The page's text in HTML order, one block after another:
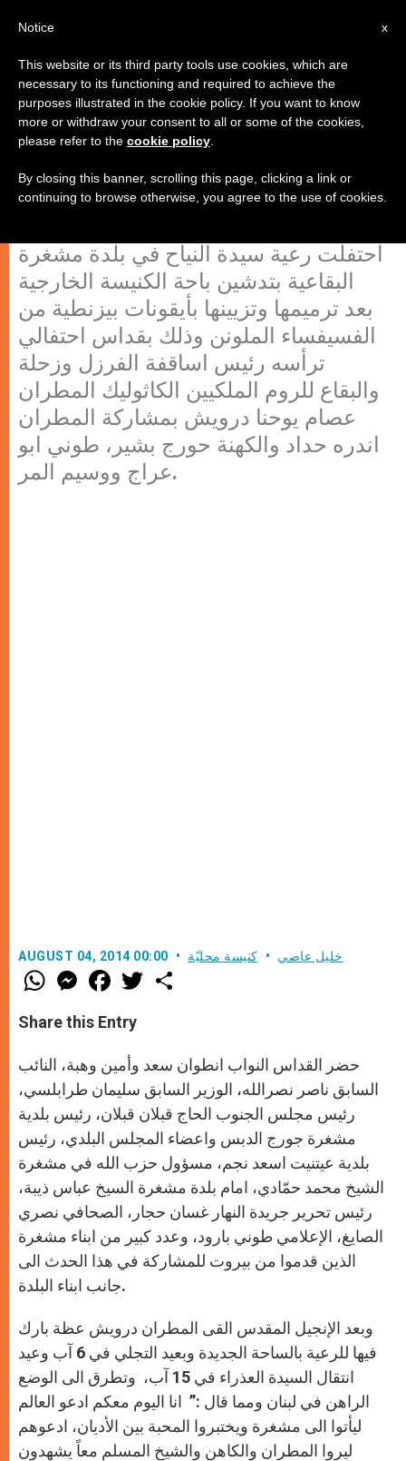
درويش من مشغرة : أناشد جميع
اللبنانيين للعمل لصالح السلام
والاعتدال
احتفلت رعية سيدة النياح في بلدة مشغرة
البقاعية بتدشين باحة الكنيسة الخارجية
بعد ترميمها وتزيينها بأيقونات بيزنطية من
الفسيفساء الملونن وذلك بقداس احتفالي
ترأسه رئيس اساقفة الفرزل وزحلة
والبقاع للروم الملكيين الكاثوليك المطران
عصام يوحنا درويش بمشاركة المطران
اندره حداد والكهنة حورج بشير، طوني ابو
عراج ووسيم المر.
AUGUST 04, 2014 00:00 خليل عاصي كنيسة محليّة
W
h
t
s
p
p
M
e
s
e
g
e
r
F
a
e
b
k
w
r
Share this Entry
حضر القداس النواب انطوان سعد وأمين وهبة، النائب
السابق ناصر نصرالله، الوزير السابق سليمان طرابلسي،
رئيس مجلس الجنوب الحاج قبلان قبلان، رئيس بلدية
مشغرة جورج الدبس واعضاء المجلس البلدي، رئيس
بلدية عيتنيت اسعد نجم، مسؤول حزب الله في مشغرة
الشيخ محمد حمّادي، امام بلدة مشغرة السيخ عباس ذيبة،
رئيس تحرير جريدة النهار غسان حجار، الصحافي نصري
الصايغ، الإعلامي طوني بارود، وعدد كبير من ابناء مشغرة
الذين قدموا من بيروت للمشاركة في هذا الحدث الى
جانب ابناء البلدة.
وبعد الإنجيل المقدس القى المطران درويش عظة بارك
فيها للرعية بالساحة الجديدة وبعيد التجلي في 6 آب وعيد
انتقال السيدة العذراء في 15 آب، وتطرق الى الوضع
الراهن في لبنان ومما قال :” انا اليوم معكم ادعو العالم
ليأتوا الى مشغرة ويختبروا المحبة بين الأديان، ادعوهم
ليروا المطران والكاهن والشيخ المسلم معاً يشهدون
x
Notice
This website or its third party tools use cookies, which are
necessary to its functioning and required to achieve the
purposes illustrated in the cookie policy. If you want to know
more or withdraw your consent to all or some of the cookies,
please refer to the cookie policy
By closing this banner, scrolling this page, clicking a link or
continuing to browse otherwise, you agree to the use of cookies.